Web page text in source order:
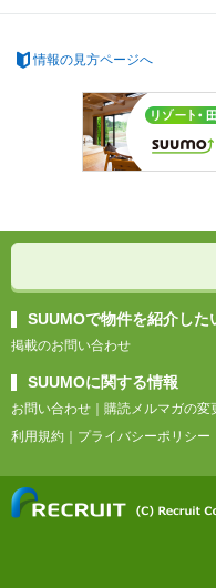
情報の見方ページへ
SUUMOで物件を紹介した
掲載のお問い合わせ
SUUMOに関する情報
お問い合わせ
購読メルマガの変
利用規約
プライバシーポリシー